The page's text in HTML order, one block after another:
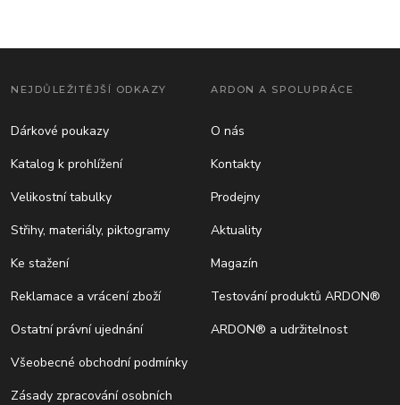
NEJDŮLEŽITĚJŠÍ ODKAZY
Dárkové poukazy
Katalog k prohlížení
Velikostní tabulky
Střihy, materiály, piktogramy
Ke stažení
Reklamace a vrácení zboží
Ostatní právní ujednání
Všeobecné obchodní podmínky
Zásady zpracování osobních
ARDON A SPOLUPRÁCE
O nás
Kontakty
Prodejny
Aktuality
Magazín
Testování produktů ARDON®
ARDON® a udržitelnost